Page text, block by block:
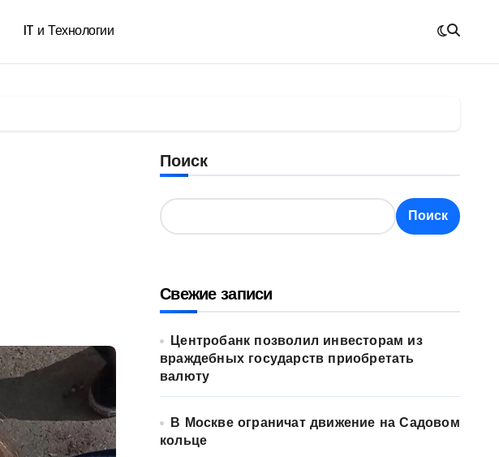
IT и Технологии
Поиск
Поиск
Свежие записи
Центробанк позволил инвесторам из
враждебных государств приобретать
валюту
В Москве ограничат движение на Садовом
кольце